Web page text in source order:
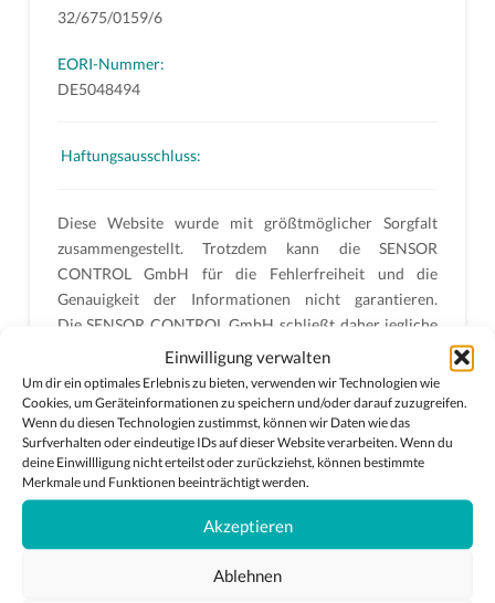
Einwilligung verwalten
Um dir ein optimales Erlebnis zu bieten, verwenden wir Technologien wie
Cookies, um Geräteinformationen zu speichern und/oder darauf zuzugreifen.
Wenn du diesen Technologien zustimmst, können wir Daten wie das
Surfverhalten oder eindeutige IDs auf dieser Website verarbeiten. Wenn du
deine Einwillligung nicht erteilst oder zurückziehst, können bestimmte
Merkmale und Funktionen beeinträchtigt werden.
Akzeptieren
Ablehnen
32/675/0159/6
EORI-Nummer:
DE5048494
Haftungsausschluss:
Diese Website wurde mit größtmöglicher Sorgfalt
zusammengestellt. Trotzdem kann die SENSOR
CONTROL GmbH für die Fehlerfreiheit und die
Genauigkeit der Informationen nicht garantieren.
Die SENSOR CONTROL GmbH schließt daher jegliche
Haftung für Schäden, die direkt oder indirekt aus der
Benutzung dieser Website entstehen, aus, soweit diese
nicht auf Vorsatz oder grober Fahrlässigkeit beruhen.
Haftung für Inhalte:
Als Dienstanbieter sind wir gemäß § 7 Abs.1 TMG für
eigene Inhalte auf diesen Seiten nach den allgemeinen
Gesetzen verantwortlich. Nach §§ 8 bis 10 TMG sind
wir als Dienstanbieter jedoch nicht verpflichtet,
übermittelte oder gespeicherte fremde Informationen